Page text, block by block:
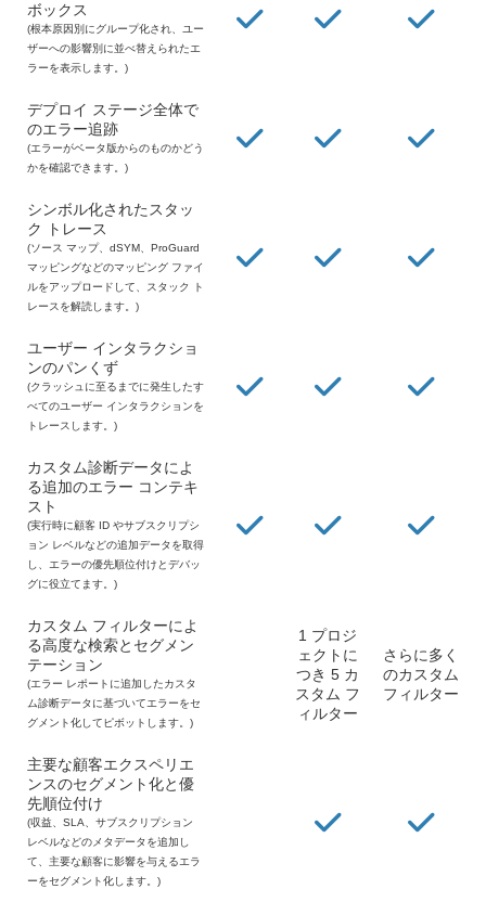
ボックス
(根本原因別にグループ化され、ユー
ザーへの影響別に並べ替えられたエ
ラーを表示します。)
デプロイ ステージ全体で
のエラー追跡
(エラーがベータ版からのものかどう
かを確認できます。)
シンボル化されたスタッ
ク トレース
(ソース マップ、dSYM、ProGuard
マッピングなどのマッピング ファイ
ルをアップロードして、スタック ト
レースを解読します。)
ユーザー インタラクショ
ンのパンくず
(クラッシュに至るまでに発生したす
べてのユーザー インタラクションを
トレースします。)
カスタム診断データによ
る追加のエラー コンテキ
スト
(実行時に顧客 ID やサブスクリプシ
ョン レベルなどの追加データを取得
し、エラーの優先順位付けとデバッ
グに役立てます。)
カスタム フィルターによ
る高度な検索とセグメン
テーション
(エラー レポートに追加したカスタ
ム診断データに基づいてエラーをセ
グメント化してピボットします。)
1 プロジ
ェクトに
つき 5 カ
スタム フ
ィルター
さらに多く
のカスタム
フィルター
主要な顧客エクスペリエ
ンスのセグメント化と優
先順位付け
(収益、SLA、サブスクリプション
レベルなどのメタデータを追加し
て、主要な顧客に影響を与えるエラ
ーをセグメント化します。)